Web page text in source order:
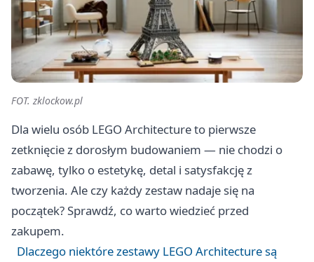
FOT. zklockow.pl
Dla wielu osób LEGO Architecture to pierwsze
zetknięcie z dorosłym budowaniem — nie chodzi o
zabawę, tylko o estetykę, detal i satysfakcję z
tworzenia. Ale czy każdy zestaw nadaje się na
początek? Sprawdź, co warto wiedzieć przed
zakupem.
Dlaczego niektóre zestawy LEGO Architecture są